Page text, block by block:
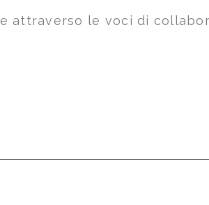
attraverso le voci di